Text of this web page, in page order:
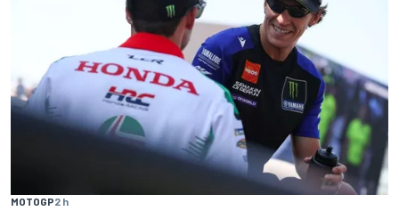
MOTOGP2 h